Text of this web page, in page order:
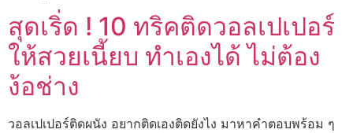
สุดเริ่ด ! 10 ทริคติดวอลเปเปอร์
ให้สวยเนี้ยบ ทำเองได้ ไม่ต้อง
ง้อช่าง
วอลเปเปอร์ติดผนัง อยากติดเองติดยังไง มาหาคำตอบพร้อม ๆ